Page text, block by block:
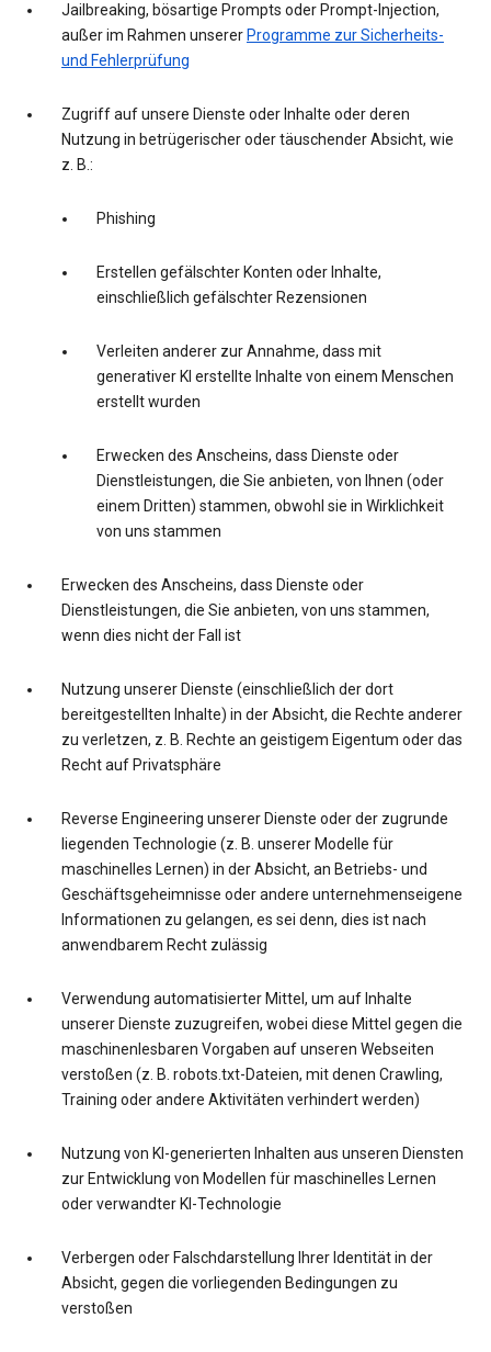
Jailbreaking, bösartige Prompts oder Prompt-Injection,
außer im Rahmen unserer Programme zur Sicherheits-
und Fehlerprüfung
Zugriff auf unsere Dienste oder Inhalte oder deren
Nutzung in betrügerischer oder täuschender Absicht, wie
z. B.:
Phishing
Erstellen gefälschter Konten oder Inhalte,
einschließlich gefälschter Rezensionen
Verleiten anderer zur Annahme, dass mit
generativer KI erstellte Inhalte von einem Menschen
erstellt wurden
Erwecken des Anscheins, dass Dienste oder
Dienstleistungen, die Sie anbieten, von Ihnen (oder
einem Dritten) stammen, obwohl sie in Wirklichkeit
von uns stammen
Erwecken des Anscheins, dass Dienste oder
Dienstleistungen, die Sie anbieten, von uns stammen,
wenn dies nicht der Fall ist
Nutzung unserer Dienste (einschließlich der dort
bereitgestellten Inhalte) in der Absicht, die Rechte anderer
zu verletzen, z. B. Rechte an geistigem Eigentum oder das
Recht auf Privatsphäre
Reverse Engineering unserer Dienste oder der zugrunde
liegenden Technologie (z. B. unserer Modelle für
maschinelles Lernen) in der Absicht, an Betriebs- und
Geschäftsgeheimnisse oder andere unternehmenseigene
Informationen zu gelangen, es sei denn, dies ist nach
anwendbarem Recht zulässig
Verwendung automatisierter Mittel, um auf Inhalte
unserer Dienste zuzugreifen, wobei diese Mittel gegen die
maschinenlesbaren Vorgaben auf unseren Webseiten
verstoßen (z. B. robots.txt-Dateien, mit denen Crawling,
Training oder andere Aktivitäten verhindert werden)
Nutzung von KI-generierten Inhalten aus unseren Diensten
zur Entwicklung von Modellen für maschinelles Lernen
oder verwandter KI-Technologie
Verbergen oder Falschdarstellung Ihrer Identität in der
Absicht, gegen die vorliegenden Bedingungen zu
verstoßen